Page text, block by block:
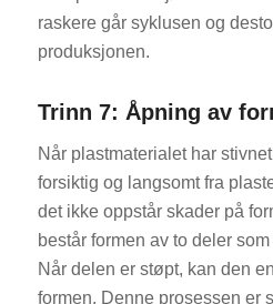
raskere går syklusen og
produksjonen.
Trinn 7: Åpning av
Når plastmaterialet har
forsiktig og langsomt fra
det ikke oppstår skader på
består formen av to deler
Når delen er støpt, kan den
formen. Denne prosessen er